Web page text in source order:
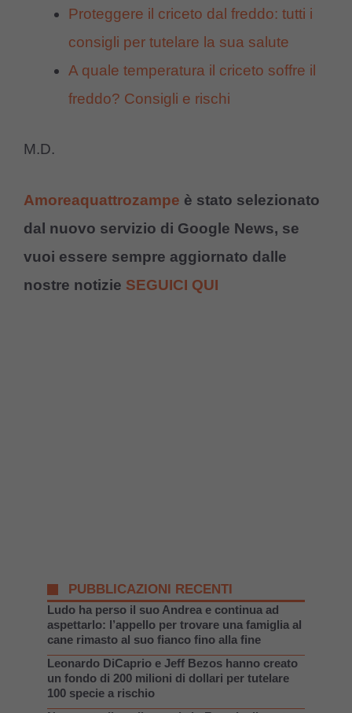
Proteggere il criceto dal freddo: tutti i
consigli per tutelare la sua salute
A quale temperatura il criceto soffre il
freddo? Consigli e rischi
M.D.
Amoreaquattrozampe è stato selezionato
dal nuovo servizio di Google News, se
vuoi essere sempre aggiornato dalle
nostre notizie SEGUICI QUI
PUBBLICAZIONI RECENTI
Ludo ha perso il suo Andrea e continua ad
aspettarlo: l’appello per trovare una famiglia al
cane rimasto al suo fianco fino alla fine
Leonardo DiCaprio e Jeff Bezos hanno creato
un fondo di 200 milioni di dollari per tutelare
100 specie a rischio